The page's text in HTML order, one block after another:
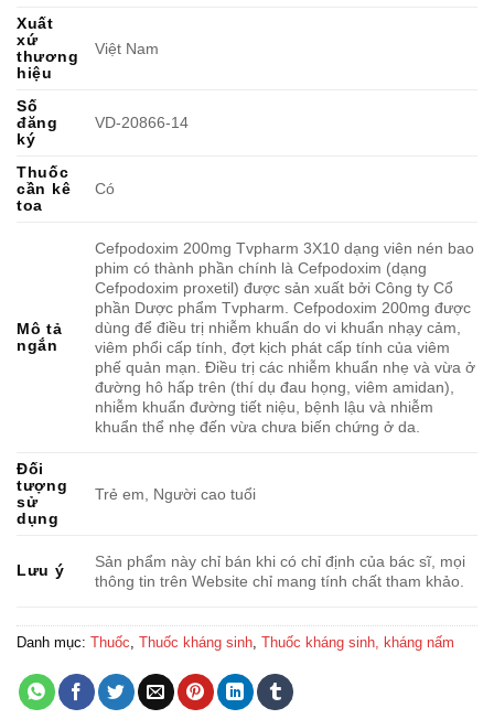
Xuất
xứ
thương
hiệu
Việt Nam
Số
đăng
ký
VD-20866-14
Thuốc
cần kê
toa
Có
Mô tả
ngắn
Cefpodoxim 200mg Tvpharm 3X10 dạng viên nén bao
phim có thành phần chính là Cefpodoxim (dạng
Cefpodoxim proxetil) được sản xuất bởi Công ty Cổ
phần Dược phẩm Tvpharm. Cefpodoxim 200mg được
dùng để điều trị nhiễm khuẩn do vi khuẩn nhạy cảm,
viêm phổi cấp tính, đợt kịch phát cấp tính của viêm
phế quản mạn. Điều trị các nhiễm khuẩn nhẹ và vừa ở
đường hô hấp trên (thí dụ đau họng, viêm amidan),
nhiễm khuẩn đường tiết niệu, bệnh lậu và nhiễm
khuẩn thể nhẹ đến vừa chưa biến chứng ở da.
Đối
tượng
sử
dụng
Trẻ em, Người cao tuổi
Lưu ý
Sản phẩm này chỉ bán khi có chỉ định của bác sĩ, mọi
thông tin trên Website chỉ mang tính chất tham khảo.
Danh mục: Thuốc Thuốc kháng sinh Thuốc kháng sinh, kháng nấm